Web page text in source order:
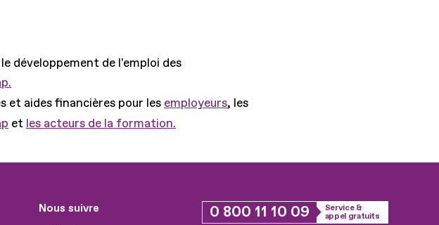
développement de l'emploi des
et aides financières pour les employeurs, les
et les acteurs de la formation.
Nous suivre 0 800 11 10 09
Service &
appel gratuits